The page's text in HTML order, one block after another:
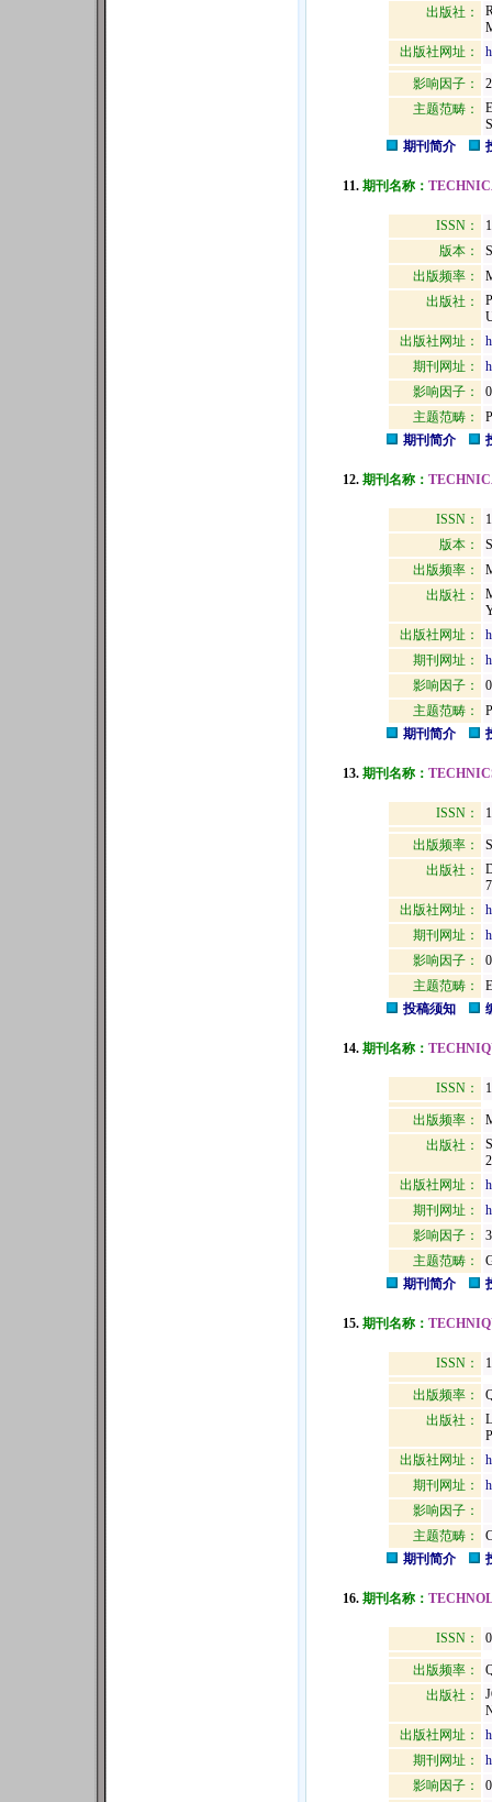
出版社：
出版社网址：
影响因子：
主题范畴：
期刊简介
11. 期刊名称：
ISSN：
版本：
出版频率：
出版社：
出版社网址：
期刊网址：
影响因子：
主题范畴：
期刊简介
12. 期刊名称：
ISSN：
版本：
出版频率：
出版社：
出版社网址：
期刊网址：
影响因子：
主题范畴：
期刊简介
13. 期刊名称：
ISSN：
出版频率：
出版社：
出版社网址：
期刊网址：
影响因子：
主题范畴：
投稿须知
14. 期刊名称：
ISSN：
出版频率：
出版社：
出版社网址：
期刊网址：
影响因子：
主题范畴：
期刊简介
15. 期刊名称：
ISSN：
出版频率：
出版社：
出版社网址：
期刊网址：
影响因子：
主题范畴：
期刊简介
16. 期刊名称：
ISSN：
出版频率：
出版社：
出版社网址：
期刊网址：
影响因子：